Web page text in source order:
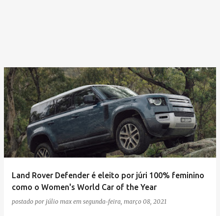
Land Rover Defender é eleito por júri 100% feminino
como o Women's World Car of the Year
postado por júlio max em segunda-feira, março 08, 2021